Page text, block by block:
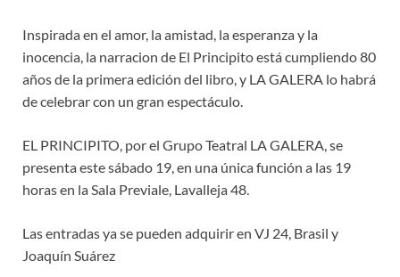
Inspirada en el amor, la amistad, la esperanza y la
inocencia, la narracion de El Principito está cumpliendo 80
años de la primera edición del libro, y LA GALERA lo habrá
de celebrar con un gran espectáculo.
EL PRINCIPITO, por el Grupo Teatral LA GALERA, se
presenta este sábado 19, en una única función a las 19
horas en la Sala Previale, Lavalleja 48.
Las entradas ya se pueden adquirir en VJ 24, Brasil y
Joaquín Suárez